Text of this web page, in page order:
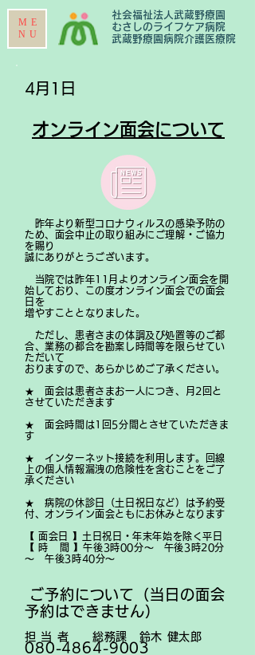
社会福祉法人武蔵野療園
むさしのライフケア病院
​武蔵野療園病院介護医療院
ME
NU
​4月1日
​オンライン面会について
​ 昨年より新型コロナウィルスの感染予防の
ため、面会中止の取り組みにご理解・ご協力
を賜り
誠にありがとうございます。
​ 当院では昨年11月よりオンライン面会を開
始しており、この度オンライン面会での面会
日を
増やすこととなりました。
ただし、患者さまの体調及び処置等のご都
合、業務の都合を勘案し時間等を限らせてい
ただいて
おりますので、あらかじめご了承ください。
★ 面会は患者さまお一人につき、月2回と
させていただきます
★ 面会時間は1回5分間とさせていただきま
す
★ インターネット接続を利用します。回線
上の個人情報漏洩の危険性を含むことをご了
承ください
★ 病院の休診日（土日祝日など）は予約受
付、オンライン面会ともにお休みとなります
【 面会日 】土日祝日・年末年始を除く平日
【 時 間 】午後3時00分～ 午後3時20分
～ 午後3時40分～
ご予約について（当日の面会
予約はできません）
担 当 者 総務課 鈴木 健太郎
080-4864-9003